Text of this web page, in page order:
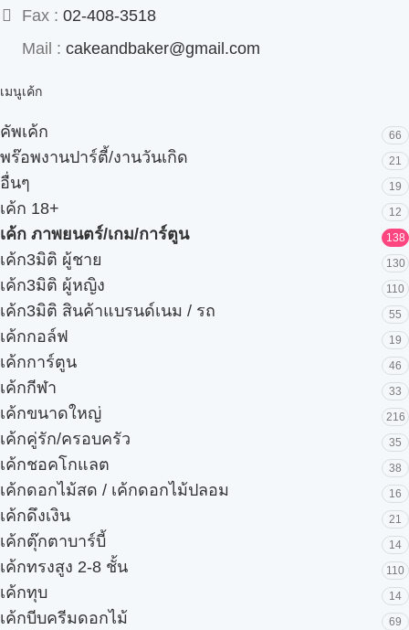
Fax : 02-408-3518
Mail : cakeandbaker@gmail.com
เมนูเค้ก
คัพเค้ก 66
พร๊อพงานปาร์ตี้/งานวันเกิด 21
อื่นๆ 19
เค้ก 18+ 12
เค้ก ภาพยนตร์/เกม/การ์ตูน 138
เค้ก3มิติ ผู้ชาย 130
เค้ก3มิติ ผู้หญิง 110
เค้ก3มิติ สินค้าแบรนด์เนม / รถ 55
เค้กกอล์ฟ 19
เค้กการ์ตูน 46
เค้กกีฬา 33
เค้กขนาดใหญ่ 216
เค้กคู่รัก/ครอบครัว 35
เค้กชอคโกแลต 38
เค้กดอกไม้สด / เค้กดอกไม้ปลอม 16
เค้กดึงเงิน 21
เค้กตุ๊กตาบาร์บี้ 14
เค้กทรงสูง 2-8 ชั้น 110
เค้กทุบ 14
เค้กบีบครีมดอกไม้ 69